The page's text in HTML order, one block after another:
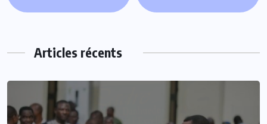
Articles récents